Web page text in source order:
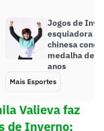
Jogos de
esquiadora e
chinesa
medalha de
anos
Mais Esportes
Valieva faz
de Inverno;